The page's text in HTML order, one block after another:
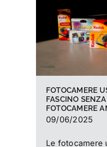
FOTOCAMERE
FASCINO
FOTOCAMERE
09/06/2025
Le fotocamere